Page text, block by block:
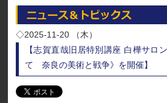
◇2025-11-20 （木）
【志賀直哉旧居特別講座 白樺サロ
て 奈良の美術と戦争》を開催】